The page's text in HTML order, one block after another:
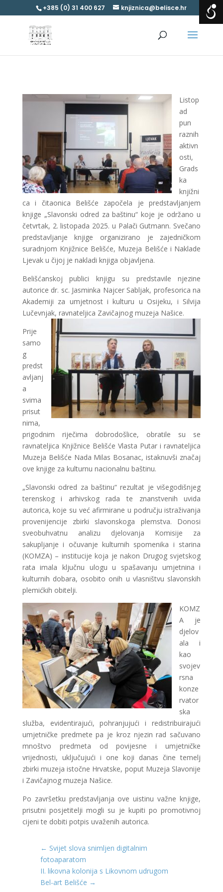
+385 (0) 31 400 627 knjiznica@belisce.hr
Listop
ad
pun
raznih
aktivn
osti,
Grads
ka
knjižni
ca i čitaonica Belišće započela je predstavljanjem
knjige „Slavonski odred za baštinu“ koje je održano u
četvrtak, 2. listopada 2025. u Palači Gutmann. Svečano
predstavljanje knjige organizirano je zajedničkom
suradnjom Knjižnice Belišće, Muzeja Belišće i Naklade
Ljevak u čijoj je nakladi knjiga objavljena.
Belišćanskoj publici knjigu su predstavile njezine
autorice dr. sc. Jasminka Najcer Sabljak, profesorica na
Akademiji za umjetnost i kulturu u Osijeku, i Silvija
Lučevnjak, ravnateljica Zavičajnog muzeja Našice.
Prije
samo
g
predst
avljanj
a
svima
prisut
nima,
prigodnim riječima dobrodošlice, obratile su se
ravnateljica Knjižnice Belišće Vlasta Putar i ravnateljica
Muzeja Belišće Nada Milas Bosanac, istaknuvši značaj
ove knjige za kulturnu nacionalnu baštinu.
„Slavonski odred za baštinu“ rezultat je višegodišnjeg
terenskog i arhivskog rada te znanstvenih uvida
autorica, koje su već afirmirane u području istraživanja
provenijencije zbirki slavonskoga plemstva. Donosi
sveobuhvatnu analizu djelovanja Komisije za
sakupljanje i očuvanje kulturnih spomenika i starina
(KOMZA) – institucije koja je nakon Drugog svjetskog
rata imala ključnu ulogu u spašavanju umjetnina i
kulturnih dobara, osobito onih u vlasništvu slavonskih
plemićkih obitelji.
KOMZ
A je
djelov
ala i
kao
svojev
rsna
konze
rvator
ska
služba, evidentirajući, pohranjujući i redistribuirajući
umjetničke predmete pa je kroz njezin rad sačuvano
mnoštvo predmeta od povijesne i umjetničke
vrijednosti, uključujući i one koji danas čine temelj
zbirki muzeja istočne Hrvatske, poput Muzeja Slavonije
i Zavičajnog muzeja Našice.
Po završetku predstavljanja ove uistinu važne knjige,
prisutni posjetitelji mogli su je kupiti po promotivnoj
cijeni te dobiti potpis uvaženih autorica.
← Svijet slova snimljen digitalnim
fotoaparatom
II. likovna kolonija s Likovnom udrugom
Bel-art Belišće →